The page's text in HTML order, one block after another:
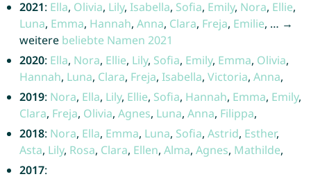
2021: Ella, Olivia, Lily, Isabella, Sofia, Emily, Nora, Ellie,
Luna, Emma, Hannah, Anna, Clara, Freja, Emilie, … →
weitere beliebte Namen 2021
2020: Ella, Nora, Ellie, Lily, Sofia, Emily, Emma, Olivia,
Hannah, Luna, Clara, Freja, Isabella, Victoria, Anna,
2019: Nora, Ella, Lily, Ellie, Sofia, Hannah, Emma, Emily,
Clara, Freja, Olivia, Agnes, Luna, Anna, Filippa,
2018: Nora, Ella, Emma, Luna, Sofia, Astrid, Esther,
Asta, Lily, Rosa, Clara, Ellen, Alma, Agnes, Mathilde,
2017: